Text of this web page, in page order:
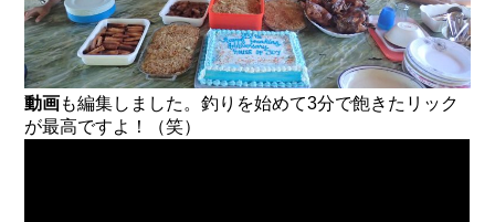
動画も編集しました。釣りを始めて3分で飽きたリック
が最高ですよ！（笑）